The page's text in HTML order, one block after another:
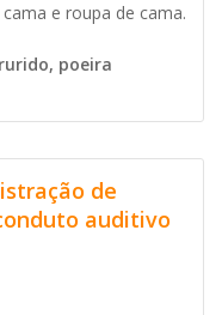
e roupa de cama.
poeira
de
auditivo